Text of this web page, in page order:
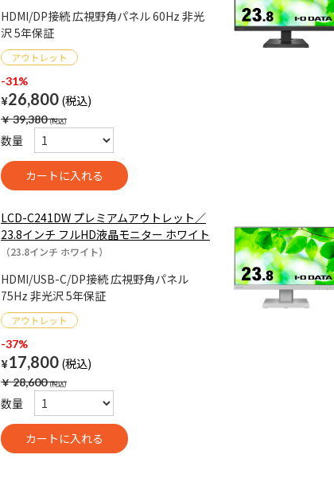
HDMI/DP接続 広視野角パネル 60Hz 非光
沢 5年保証
-31%
¥26,800
￥39,380
数量
LCD-C241DW プレミアムアウトレット／
23.8インチ フルHD液晶モニター ホワイト
（23.8インチ ホワイト）
HDMI/USB-C/DP接続 広視野角パネル
75Hz 非光沢 5年保証
-37%
¥17,800
￥28,600
数量